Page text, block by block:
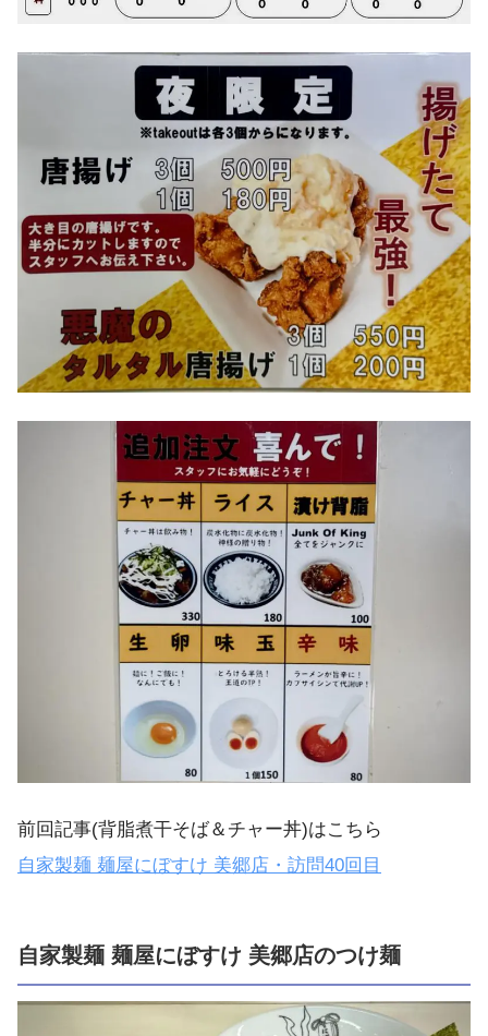
前回記事( 背脂煮干そば＆チャー丼)はこちら
自家製麺 麺屋にぼすけ 美郷店・訪問40回目
自家製麺 麺屋にぼすけ 美郷店のつけ麺